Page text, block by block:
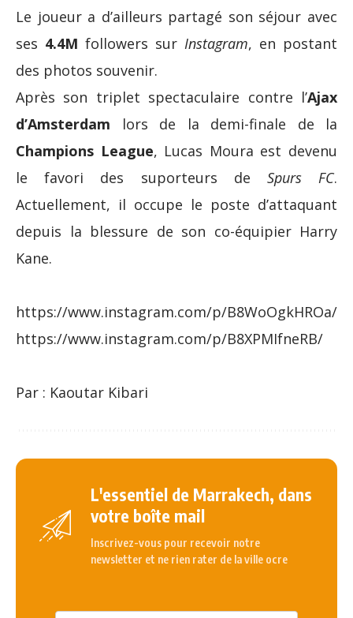
Le joueur a d’ailleurs partagé son séjour avec
ses 4.4M followers sur Instagram, en postant
des photos souvenir.
Après son triplet spectaculaire contre l’Ajax
d’Amsterdam lors de la demi-finale de la
Champions League, Lucas Moura est devenu
le favori des suporteurs de Spurs FC.
Actuellement, il occupe le poste d’attaquant
depuis la blessure de son co-équipier Harry
Kane.
https://www.instagram.com/p/B8WoOgkHROa/
https://www.instagram.com/p/B8XPMIfneRB/
Par : Kaoutar Kibari
L'essentiel de Marrakech, dans
votre boîte mail
Inscrivez-vous pour recevoir notre
newsletter et ne rien rater de la ville ocre